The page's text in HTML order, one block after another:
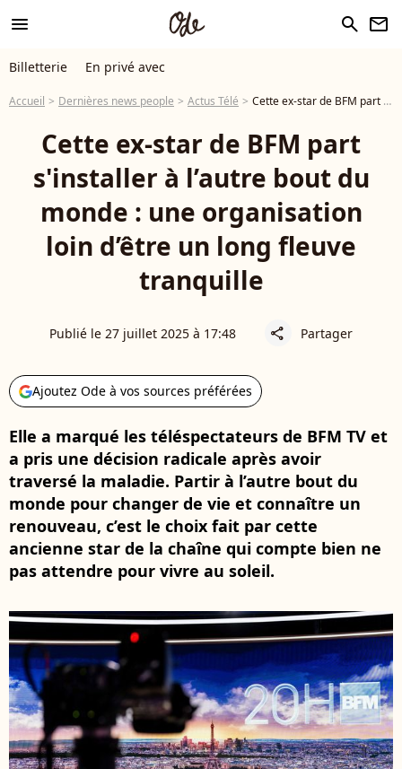
menu search newsletter
Billetterie En privé avec
Accueil Dernières news people Actus Télé Cette ex-star de BFM part s'installer à l’autre bout du monde : une organisation loin d’être un long fleuve tranquille
Cette ex-star de BFM part
s'installer à l’autre bout du
monde : une organisation
loin d’être un long fleuve
tranquille
Publié le 27 juillet 2025 à 17:48 share Partager
Ajoutez Ode à vos sources préférées
Elle a marqué les téléspectateurs de BFM TV et
a pris une décision radicale après avoir
traversé la maladie. Partir à l’autre bout du
monde pour changer de vie et connaître un
renouveau, c’est le choix fait par cette
ancienne star de la chaîne qui compte bien ne
pas attendre pour vivre au soleil.